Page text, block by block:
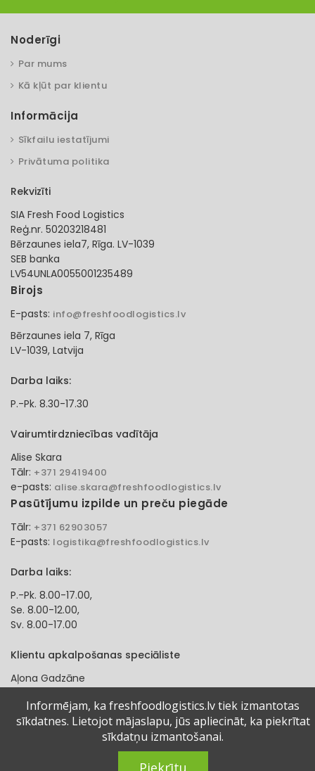
Noderīgi
Par mums
Kā kļūt par klientu
Informācija
Sīkfailu iestatījumi
Privātuma politika
Rekvizīti
SIA Fresh Food Logistics
Reģ.nr. 50203218481
Bērzaunes iela7, Rīga. LV-1039
SEB banka
LV54UNLA0055001235489
Birojs
E-pasts: info@freshfoodlogistics.lv
Bērzaunes iela 7, Rīga
LV-1039, Latvija
Darba laiks:
P.-Pk. 8.30-17.30
Vairumtirdzniecības vadītāja
Alise Skara
Tālr: +371 29419400
e-pasts: alise.skara@freshfoodlogistics.lv
Pasūtījumu izpilde un preču piegāde
Tālr: +371 62903057
E-pasts: logistika@freshfoodlogistics.lv
Darba laiks:
P.-Pk. 8.00-17.00,
Se. 8.00-12.00,
Sv. 8.00-17.00
Klientu apkalpošanas speciāliste
Aļona Gadzāne
e-pasts:alona.gadzane@freshfoodlogistics.lv
© 2024 Fresh Food Logistics SIA. Visas tiesības aizsargātas.
Informējam, ka freshfoodlogistics.lv tiek izmantotas
sīkdatnes. Lietojot mājaslapu, jūs apliecināt, ka piekrītat
sīkdatņu izmantošanai.
Piekrītu